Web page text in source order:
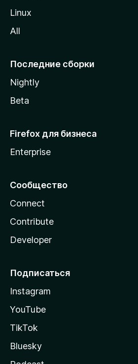
i
l
Linux
All
Последние сборки
Nightly
Beta
Firefox для бизнеса
Enterprise
Сообщество
Connect
Contribute
Developer
Подписаться
Instagram
YouTube
TikTok
Bluesky